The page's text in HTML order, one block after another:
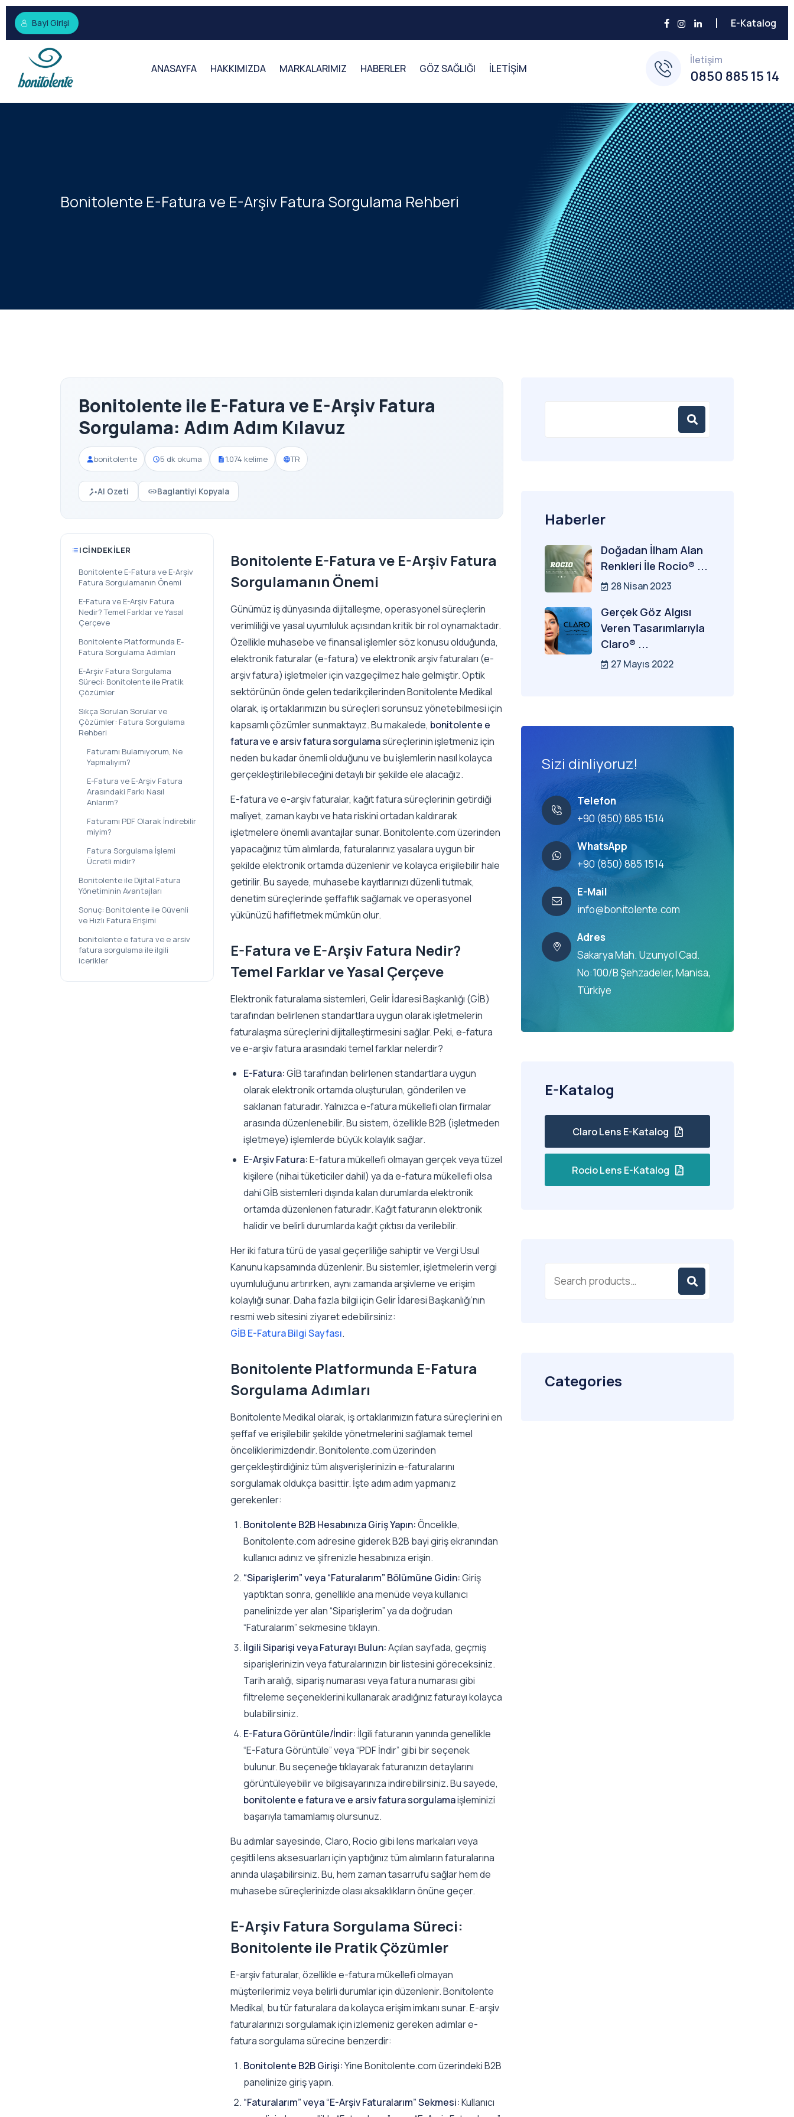
Bayi Girişi E-Katalog
ANASAYFA HAKKIMIZDA MARKALARIMIZ HABERLER GÖZ SAĞLIĞI İLETİŞİM
İletişim
0850 885 15 14
Bonitolente E-Fatura ve E-Arşiv Fatura Sorgulama Rehberi
Bonitolente ile E-Fatura ve E-Arşiv Fatura
Sorgulama: Adım Adım Kılavuz
bonitolente 5 dk okuma 1.074 kelime TR
AI Ozeti Baglantiyi Kopyala
ICINDEKILER
Bonitolente E-Fatura ve E-Arşiv
Fatura Sorgulamanın Önemi
E-Fatura ve E-Arşiv Fatura
Nedir? Temel Farklar ve Yasal
Çerçeve
Bonitolente Platformunda E-
Fatura Sorgulama Adımları
E-Arşiv Fatura Sorgulama
Süreci: Bonitolente ile Pratik
Çözümler
Sıkça Sorulan Sorular ve
Çözümler: Fatura Sorgulama
Rehberi
Faturamı Bulamıyorum, Ne
Yapmalıyım?
E-Fatura ve E-Arşiv Fatura
Arasındaki Farkı Nasıl
Anlarım?
Faturamı PDF Olarak İndirebilir
miyim?
Fatura Sorgulama İşlemi
Ücretli midir?
Bonitolente ile Dijital Fatura
Yönetiminin Avantajları
Sonuç: Bonitolente ile Güvenli
ve Hızlı Fatura Erişimi
bonitolente e fatura ve e arsiv
fatura sorgulama ile ilgili
icerikler
Bonitolente E-Fatura ve E-Arşiv Fatura
Sorgulamanın Önemi
Günümüz iş dünyasında dijitalleşme, operasyonel süreçlerin
verimliliği ve yasal uyumluluk açısından kritik bir rol oynamaktadır.
Özellikle muhasebe ve finansal işlemler söz konusu olduğunda,
elektronik faturalar (e-fatura) ve elektronik arşiv faturaları (e-
arşiv fatura) işletmeler için vazgeçilmez hale gelmiştir. Optik
sektörünün önde gelen tedarikçilerinden Bonitolente Medikal
olarak, iş ortaklarımızın bu süreçleri sorunsuz yönetebilmesi için
kapsamlı çözümler sunmaktayız. Bu makalede, bonitolente e
fatura ve e arsiv fatura sorgulamasüreçlerinin işletmeniz için
neden bu kadar önemli olduğunu ve bu işlemlerin nasıl kolayca
gerçekleştirilebileceğini detaylı bir şekilde ele alacağız.
E-fatura ve e-arşiv faturalar, kağıt fatura süreçlerinin getirdiği
maliyet, zaman kaybı ve hata riskini ortadan kaldırarak
işletmelere önemli avantajlar sunar. Bonitolente.com üzerinden
yapacağınız tüm alımlarda, faturalarınız yasalara uygun bir
şekilde elektronik ortamda düzenlenir ve kolayca erişilebilir hale
getirilir. Bu sayede, muhasebe kayıtlarınızı düzenli tutmak,
denetim süreçlerinde şeffaflık sağlamak ve operasyonel
yükünüzü hafifletmek mümkün olur.
E-Fatura ve E-Arşiv Fatura Nedir?
Temel Farklar ve Yasal Çerçeve
Elektronik faturalama sistemleri, Gelir İdaresi Başkanlığı (GİB)
tarafından belirlenen standartlara uygun olarak işletmelerin
faturalaşma süreçlerini dijitalleştirmesini sağlar. Peki, e-fatura
ve e-arşiv fatura arasındaki temel farklar nelerdir?
E-Fatura:GİB tarafından belirlenen standartlara uygun
olarak elektronik ortamda oluşturulan, gönderilen ve
saklanan faturadır. Yalnızca e-fatura mükellefi olan firmalar
arasında düzenlenebilir. Bu sistem, özellikle B2B (işletmeden
işletmeye) işlemlerde büyük kolaylık sağlar.
E-Arşiv Fatura:E-fatura mükellefi olmayan gerçek veya tüzel
kişilere (nihai tüketiciler dahil) ya da e-fatura mükellefi olsa
dahi GİB sistemleri dışında kalan durumlarda elektronik
ortamda düzenlenen faturadır. Kağıt faturanın elektronik
halidir ve belirli durumlarda kağıt çıktısı da verilebilir.
Her iki fatura türü de yasal geçerliliğe sahiptir ve Vergi Usul
Kanunu kapsamında düzenlenir. Bu sistemler, işletmelerin vergi
uyumluluğunu artırırken, aynı zamanda arşivleme ve erişim
kolaylığı sunar. Daha fazla bilgi için Gelir İdaresi Başkanlığı’nın
resmi web sitesini ziyaret edebilirsiniz:
GİB E-Fatura Bilgi Sayfası.
Bonitolente Platformunda E-Fatura
Sorgulama Adımları
Bonitolente Medikal olarak, iş ortaklarımızın fatura süreçlerini en
şeffaf ve erişilebilir şekilde yönetmelerini sağlamak temel
önceliklerimizdendir. Bonitolente.com üzerinden
gerçekleştirdiğiniz tüm alışverişlerinizin e-faturalarını
sorgulamak oldukça basittir. İşte adım adım yapmanız
gerekenler:
Bonitolente B2B Hesabınıza Giriş Yapın:Öncelikle,
Bonitolente.com adresine giderek B2B bayi giriş ekranından
kullanıcı adınız ve şifrenizle hesabınıza erişin.
“Siparişlerim” veya “Faturalarım” Bölümüne Gidin:Giriş
yaptıktan sonra, genellikle ana menüde veya kullanıcı
panelinizde yer alan “Siparişlerim” ya da doğrudan
“Faturalarım” sekmesine tıklayın.
İlgili Siparişi veya Faturayı Bulun:Açılan sayfada, geçmiş
siparişlerinizin veya faturalarınızın bir listesini göreceksiniz.
Tarih aralığı, sipariş numarası veya fatura numarası gibi
filtreleme seçeneklerini kullanarak aradığınız faturayı kolayca
bulabilirsiniz.
E-Fatura Görüntüle/İndir: İlgili faturanın yanında genellikle
“E-Fatura Görüntüle” veya “PDF İndir” gibi bir seçenek
bulunur. Bu seçeneğe tıklayarak faturanızın detaylarını
görüntüleyebilir ve bilgisayarınıza indirebilirsiniz. Bu sayede,
bonitolente e fatura ve e arsiv fatura sorgulamaişleminizi
başarıyla tamamlamış olursunuz.
Bu adımlar sayesinde, Claro, Rocio gibi lens markaları veya
çeşitli lens aksesuarları için yaptığınız tüm alımların faturalarına
anında ulaşabilirsiniz. Bu, hem zaman tasarrufu sağlar hem de
muhasebe süreçlerinizde olası aksaklıkların önüne geçer.
E-Arşiv Fatura Sorgulama Süreci:
Bonitolente ile Pratik Çözümler
E-arşiv faturalar, özellikle e-fatura mükellefi olmayan
müşterilerimiz veya belirli durumlar için düzenlenir. Bonitolente
Medikal, bu tür faturalara da kolayca erişim imkanı sunar. E-arşiv
faturalarınızı sorgulamak için izlemeniz gereken adımlar e-
fatura sorgulama sürecine benzerdir:
Bonitolente B2B Girişi:Yine Bonitolente.com üzerindeki B2B
panelinize giriş yapın.
“Faturalarım” veya “E-Arşiv Faturalarım” Sekmesi:Kullanıcı
Haberler
Doğadan İlham Alan
Renkleri İle Rocio® ...
28 Nisan 2023
Gerçek Göz Algısı
Veren Tasarımlarıyla
Claro® ...
27 Mayıs 2022
Sizi dinliyoruz!
Telefon
+90 (850) 885 1514
WhatsApp
+90 (850) 885 1514
E-Mail
info@bonitolente.com
Adres
Sakarya Mah. Uzunyol Cad.
No:100/B Şehzadeler, Manisa,
Türkiye
E-Katalog
Claro Lens E-Katalog
Rocio Lens E-Katalog
Categories